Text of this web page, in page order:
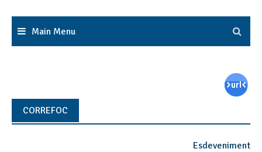
Main Menu
CORREFOC
Esdeveniment